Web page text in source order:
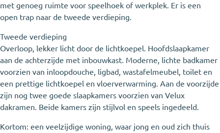
met genoeg ruimte voor speelhoek of werkplek. Er is een
open trap naar de tweede verdieping.
Tweede verdieping
Overloop, lekker licht door de lichtkoepel. Hoofdslaapkamer
aan de achterzijde met inbouwkast. Moderne, lichte badkamer
voorzien van inloopdouche, ligbad, wastafelmeubel, toilet en
een prettige lichtkoepel en vloerverwarming. Aan de voorzijde
zijn nog twee goede slaapkamers voorzien van Velux
dakramen. Beide kamers zijn stijlvol en speels ingedeeld.
Kortom: een veelzijdige woning, waar jong en oud zich thuis